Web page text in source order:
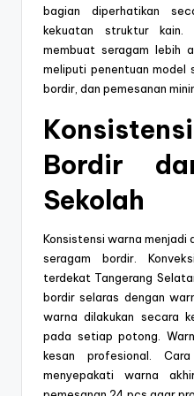
bagian diperhatikan
kekuatan struktur kain.
membuat seragam lebih
meliputi penentuan model
bordir, dan pemesanan
Bordir
Sekolah
Konsistensi warna menjadi
seragam bordir.
terdekat Tangerang
bordir selaras dengan
warna dilakukan secara
pada setiap potong.
kesan profesional.
menyepakati warna